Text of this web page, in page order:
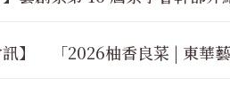
】 「2026柚香良菜 | 東華